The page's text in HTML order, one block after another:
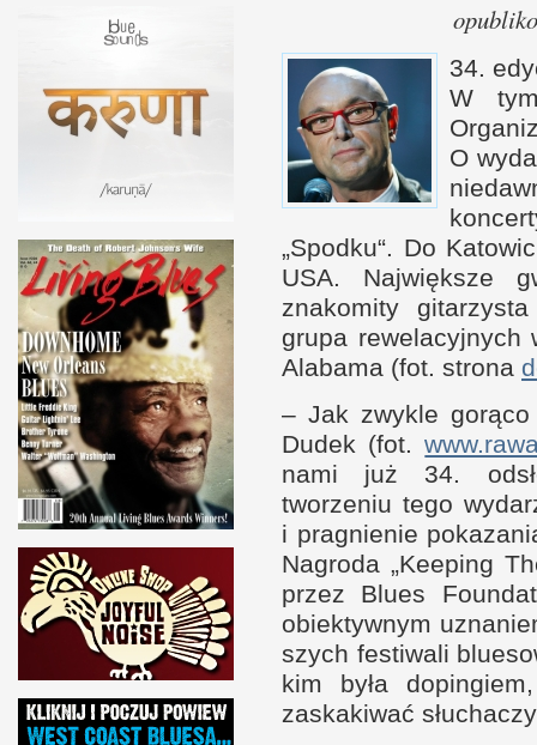
34.
W t
O w
„Spodku“. Do
USA . Naj­więk­sze
znakomity
grupa rewelacyj­nych
Alabama (fot. strona
– Jak zwykle
Dudek (fot.
nami już 34.
tworzeniu tego
i pragnienie
Nagroda „Keeping
przez Blues
obiek­tyw­nym
szych festiwali
kim była
zaskakiwać